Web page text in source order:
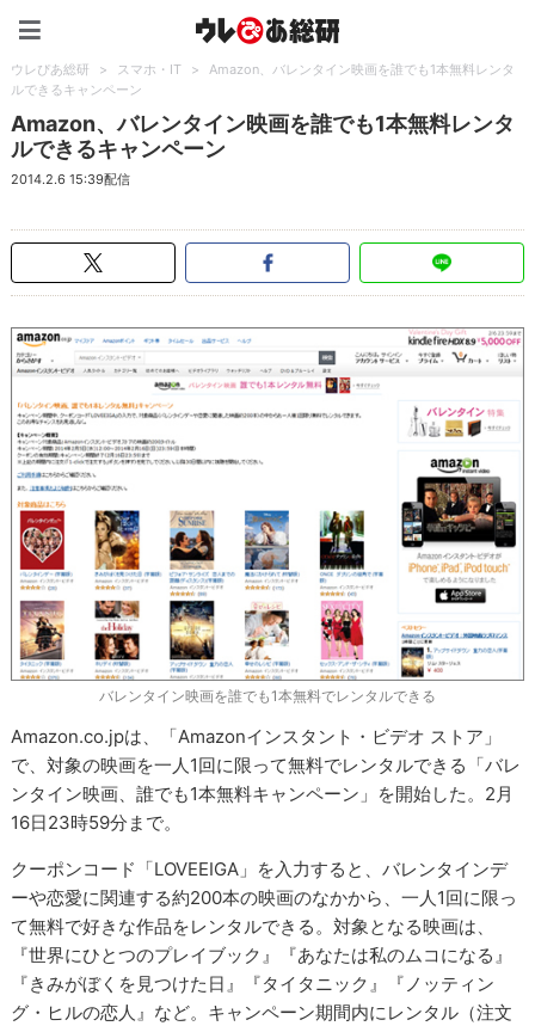
ウレぴあ総研 > スマホ・IT >
Amazon、バレンタイン映画を誰でも1本無料レンタ
ルできるキャンペーン
Amazon、バレンタイン映画を誰でも1本無料レンタ
ルできるキャンペーン
2014.2.6 15:39配信
バレンタイン映画を誰でも1本無料でレンタルできる
Amazon.co.jpは、「Amazonインスタント・ビデオ ストア」
で、対象の映画を一人1回に限って無料でレンタルできる「バレ
ンタイン映画、誰でも1本無料キャンペーン」を開始した。2月
16日23時59分まで。
クーポンコード「LOVEEIGA」を入力すると、バレンタインデ
ーや恋愛に関連する約200本の映画のなかから、一人1回に限っ
て無料で好きな作品をレンタルできる。対象となる映画は、
『世界にひとつのプレイブック』『あなたは私のムコになる』
『きみがぼくを見つけた日』『タイタニック』『ノッティン
グ・ヒルの恋人』など。キャンペーン期間内にレンタル（注文